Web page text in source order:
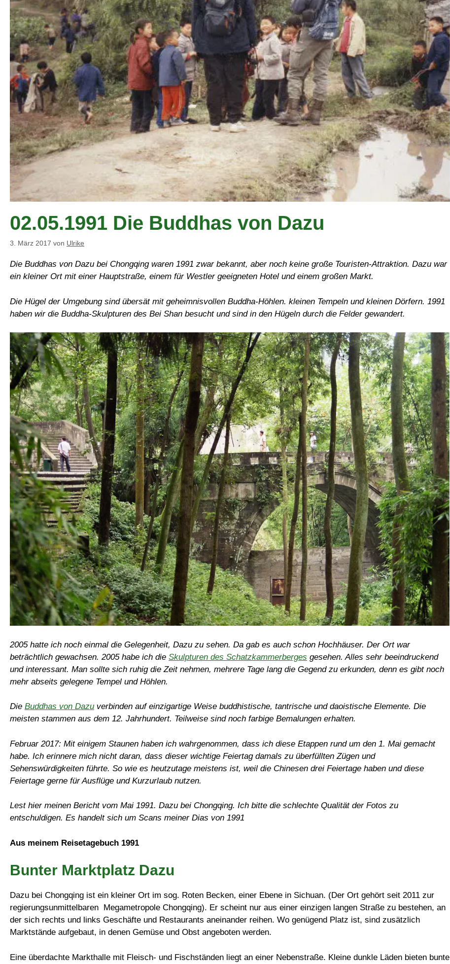
02.05.1991 Die Buddhas von Dazu
3. März 2017 von Ulrike
Die Buddhas von Dazu bei Chongqing waren 1991 zwar bekannt, aber noch keine große Touristen-Attraktion. Dazu war
ein kleiner Ort mit einer Hauptstraße, einem für Westler geeigneten Hotel und einem großen Markt.
Die Hügel der Umgebung sind übersät mit geheimnisvollen Buddha-Höhlen. kleinen Tempeln und kleinen Dörfern. 1991
haben wir die Buddha-Skulpturen des Bei Shan besucht und sind in den Hügeln durch die Felder gewandert.
2005 hatte ich noch einmal die Gelegenheit, Dazu zu sehen. Da gab es auch schon Hochhäuser. Der Ort war
beträchtlich gewachsen. 2005 habe ich die Skulpturen des Schatzkammerberges gesehen. Alles sehr beeindruckend
und interessant. Man sollte sich ruhig die Zeit nehmen, mehrere Tage lang die Gegend zu erkunden, denn es gibt noch
mehr abseits gelegene Tempel und Höhlen.
Die Buddhas von Dazu verbinden auf einzigartige Weise buddhistische, tantrische und daoistische Elemente. Die
meisten stammen aus dem 12. Jahrhundert. Teilweise sind noch farbige Bemalungen erhalten.
Februar 2017: Mit einigem Staunen haben ich wahrgenommen, dass ich diese Etappen rund um den 1. Mai gemacht
habe. Ich erinnere mich nicht daran, dass dieser wichtige Feiertag damals zu überfüllten Zügen und
Sehenswürdigkeiten führte. So wie es heutzutage meistens ist, weil die Chinesen drei Feiertage haben und diese
Feiertage gerne für Ausflüge und Kurzurlaub nutzen.
Lest hier meinen Bericht vom Mai 1991. Dazu bei Chongqing. Ich bitte die schlechte Qualität der Fotos zu
entschuldigen. Es handelt sich um Scans meiner Dias von 1991
Aus meinem Reisetagebuch 1991
Bunter Marktplatz Dazu
Dazu bei Chongqing ist ein kleiner Ort im sog. Roten Becken, einer Ebene in Sichuan. (Der Ort gehört seit 2011 zur
regierungsunmittelbaren Megametropole Chongqing). Er scheint nur aus einer einzigen langen Straße zu bestehen, an
der sich rechts und links Geschäfte und Restaurants aneinander reihen. Wo genügend Platz ist, sind zusätzlich
Marktstände aufgebaut, in denen Gemüse und Obst angeboten werden.
Eine überdachte Markthalle mit Fleisch- und Fischständen liegt an einer Nebenstraße. Kleine dunkle Läden bieten bunte